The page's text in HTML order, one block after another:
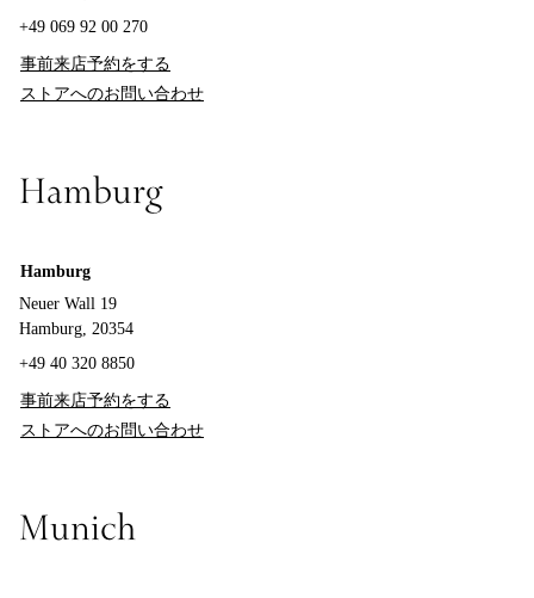
+49 069 92 00 270
事前来店予約をする
ストアへのお問い合わせ
Hamburg
Hamburg
Neuer Wall 19
Hamburg, 20354
+49 40 320 8850
事前来店予約をする
ストアへのお問い合わせ
Munich